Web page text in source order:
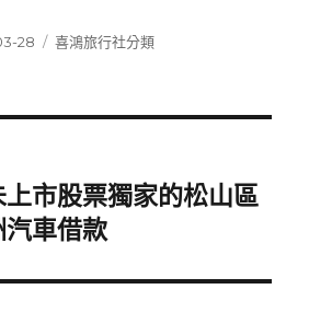
28
分
喜鴻旅行社分類
市股票獨家的松山區
車借款